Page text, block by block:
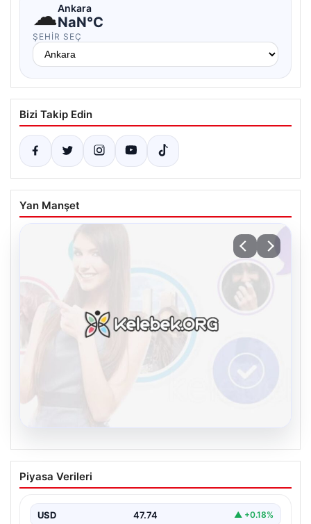
☁Ankara
NaN°C
ŞEHIR SEÇ
Bizi Takip Edin
Yan Manşet
Kelebek sohbet platformu İle Dijital
İletişimin Sertifikalı Adresi Ve
Dijital ortamında insanların kaliteli bir tarzda iletişim
Piyasa Verileri
USD 47.74 ▲ +0.18%